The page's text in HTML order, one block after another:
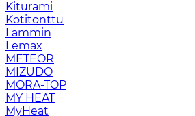
Kiturami
Kotitonttu
Lammin
Lemax
METEOR
MIZUDO
MORA-TOP
MY HEAT
MyHeat